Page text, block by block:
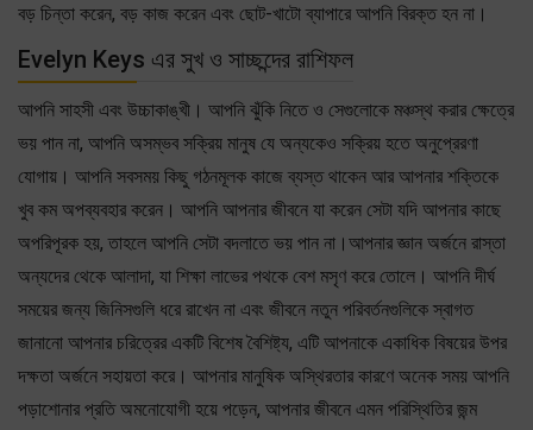
বড় চিন্তা করেন, বড় কাজ করেন এবং ছোট-খাটো ব্যাপারে আপনি বিরক্ত হন না।
Evelyn Keys এর সুখ ও সাচ্ছন্দের রাশিফল
আপনি সাহসী এবং উচ্চাকাঙ্খী। আপনি ঝুঁকি নিতে ও সেগুলোকে মঞ্চস্থ করার ক্ষেত্রে
ভয় পান না, আপনি অসম্ভব সক্রিয় মানুষ যে অন্যকেও সক্রিয় হতে অনুপ্রেরণা
যোগায়। আপনি সবসময় কিছু গঠনমূলক কাজে ব্যস্ত থাকেন আর আপনার শক্তিকে
খুব কম অপব্যবহার করেন। আপনি আপনার জীবনে যা করেন সেটা যদি আপনার কাছে
অপরিপূরক হয়, তাহলে আপনি সেটা বদলাতে ভয় পান না।আপনার জ্ঞান অর্জনে রাস্তা
অন্যদের থেকে আলাদা, যা শিক্ষা লাভের পথকে বেশ মসৃণ করে তোলে। আপনি দীর্ঘ
সময়ের জন্য জিনিসগুলি ধরে রাখেন না এবং জীবনে নতুন পরিবর্তনগুলিকে স্বাগত
জানানো আপনার চরিত্রের একটি বিশেষ বৈশিষ্ট্য, এটি আপনাকে একাধিক বিষয়ের উপর
দক্ষতা অর্জনে সহায়তা করে। আপনার মানুষিক অস্থিরতার কারণে অনেক সময় আপনি
পড়াশোনার প্রতি অমনোযোগী হয়ে পড়েন, আপনার জীবনে এমন পরিস্থিতির জন্ম